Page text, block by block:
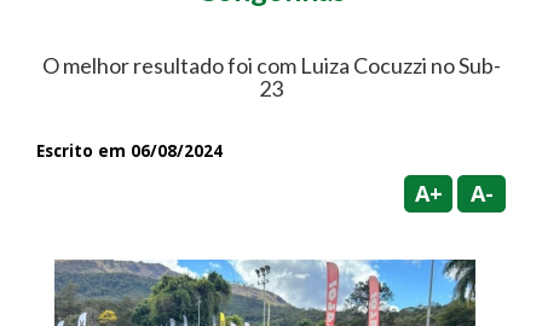
O melhor resultado foi com Luiza Cocuzzi no Sub-
23
Escrito em 06/08/2024
A+ A-